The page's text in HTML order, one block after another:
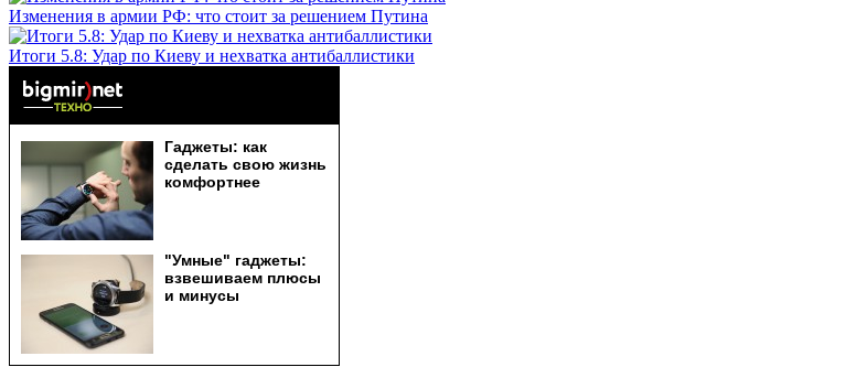
Изменения в армии РФ: что стоит за решением Путина
Итоги 5.8: Удар по Киеву и нехватка антибаллистики